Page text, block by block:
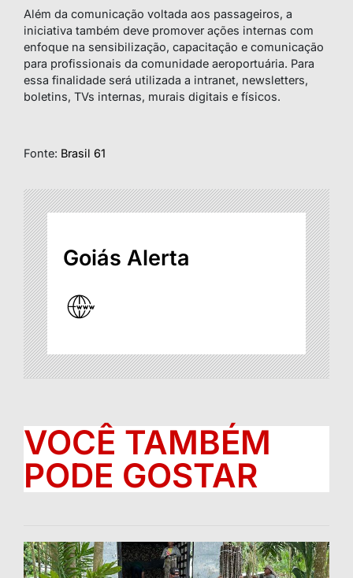
Além da comunicação voltada aos passageiros, a
iniciativa também deve promover ações internas com
enfoque na sensibilização, capacitação e comunicação
para profissionais da comunidade aeroportuária. Para
essa finalidade será utilizada a intranet, newsletters,
boletins, TVs internas, murais digitais e físicos.
Fonte: Brasil 61
Goiás Alerta
VOCÊ TAMBÉM
PODE GOSTAR